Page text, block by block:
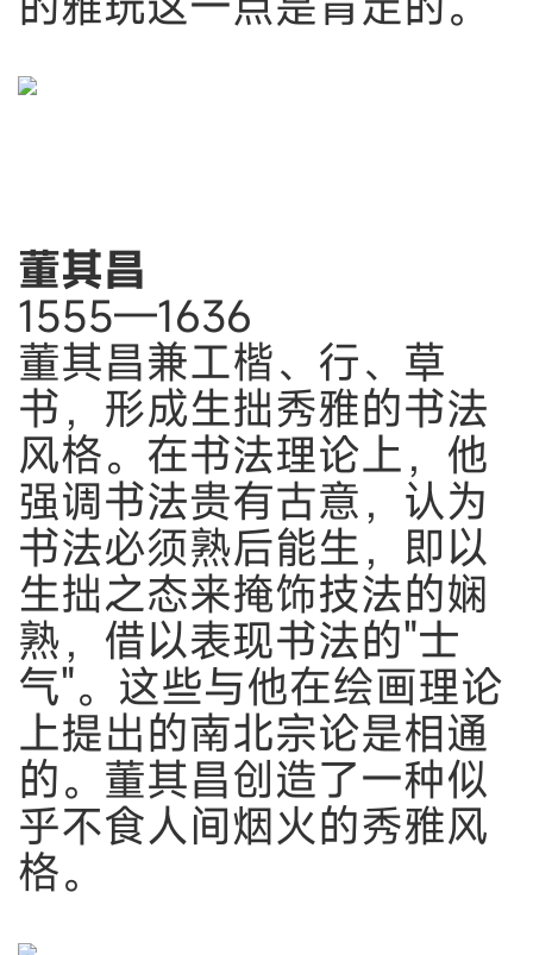
董其昌
1555—1636
董其昌兼工楷、行、草
书，形成生拙秀雅的书法
风格。在书法理论上，他
强调书法贵有古意，认为
书法必须熟后能生，即以
生拙之态来掩饰技法的娴
熟，借以表现书法的"士
气"。这些与他在绘画理论
上提出的南北宗论是相通
的。董其昌创造了一种似
乎不食人间烟火的秀雅风
格。